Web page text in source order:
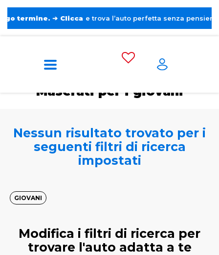
➔ Clicca e trova l’auto perfetta senza pensieri. ❤️
Home Per i giovani
Maserati per i giovani
Nessun risultato trovato per i
seguenti filtri di ricerca
impostati
GIOVANI
Modifica i filtri di ricerca per
trovare l'auto adatta a te